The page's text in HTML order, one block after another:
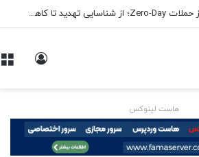
روش‌های جلوگیری از حملات Zero-Day؛ از شناسایی تهدید تا کاهش ریسک
هاست لینوکس